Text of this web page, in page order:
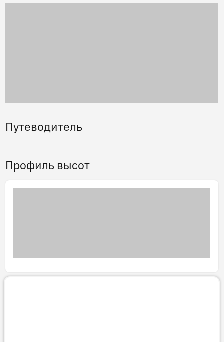
Путеводитель
Профиль высот